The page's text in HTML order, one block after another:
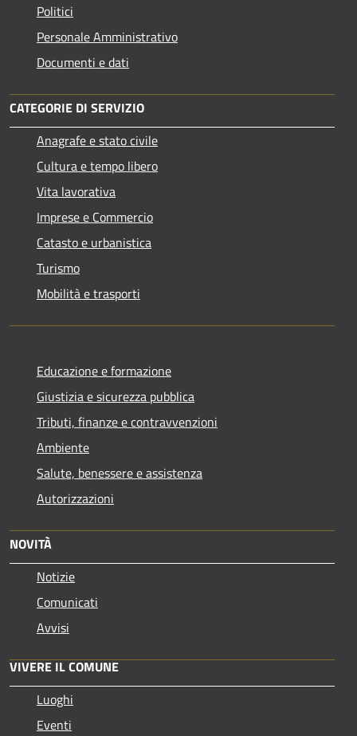
Politici
Personale Amministrativo
Documenti e dati
CATEGORIE DI SERVIZIO
Anagrafe e stato civile
Cultura e tempo libero
Vita lavorativa
Imprese e Commercio
Catasto e urbanistica
Turismo
Mobilità e trasporti
Educazione e formazione
Giustizia e sicurezza pubblica
Tributi, finanze e contravvenzioni
Ambiente
Salute, benessere e assistenza
Autorizzazioni
NOVITÀ
Notizie
Comunicati
Avvisi
VIVERE IL COMUNE
Luoghi
Eventi